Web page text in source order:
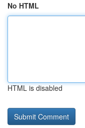
No HTML
HTML is disabled